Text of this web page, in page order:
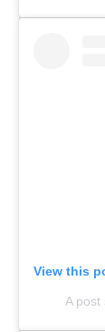
View this
A